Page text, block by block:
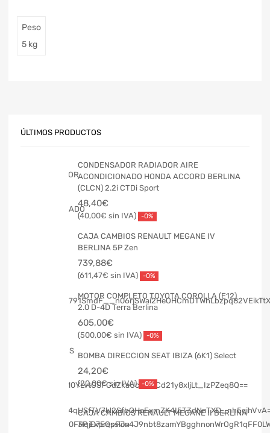
Peso
5 kg
ÚLTIMOS PRODUCTOS
CONDENSADOR RADIADOR AIRE
ACONDICIONADO HONDA ACCORD BERLINA
(CLCN) 2.2i CTDi Sport
48,40€
40,00€ -0%
CAJA CAMBIOS RENAULT MEGANE IV
BERLINA 5P Zen
739,88€
611,47€ -0%
MOTOR COMPLETO TOYOTA COROLLA (E12)
2.0 D-4D Terra Berlina
605,00€
500,00€ -0%
BOMBA DIRECCION SEAT IBIZA (6K1) Select
24,20€
20,00€ -0%
CAJA CAMBIOS RENAULT MEGANE II BERLINA
3P Expression